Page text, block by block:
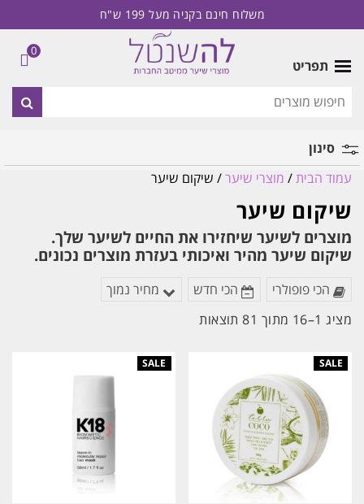
משלוח חינם בקניה מעל 199 ש"ח
תפריט
סינון
מותג
עמוד הבית/ מוצרי שיער/ שיקום שיער
שיקום שיער
מוצרים לשיער שיחזירו את החיים לשיער שלך.
שיקום שיער מהיר ואיכותי בעזרת מוצרים נכונים.
הכי פופולרי הכי חדש
מחיר נמוך
מציג 1–16 מתוך 81 תוצאות
ממוין
הפריט
0